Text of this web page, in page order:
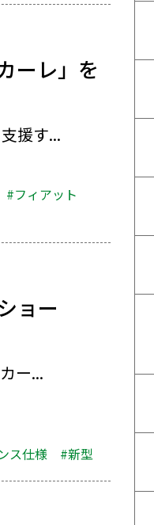
ーレ」を
援す...
#フィアット
ョー
ー...
ス仕様 #新型